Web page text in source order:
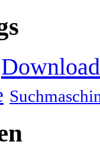
Download